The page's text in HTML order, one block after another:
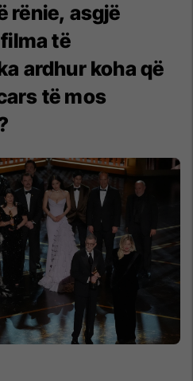
rënie, asgjë
të
ardhur koha që
të mos